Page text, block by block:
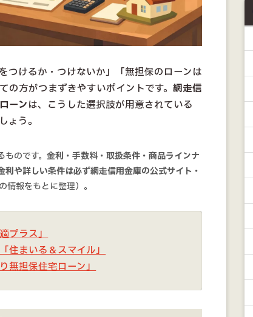
つけるか・つけないか」「無担保のローンは
方がつまずきやすいポイントです。 網走信
ーンは、こうした選択肢が用意されている
ょう。
のです。 金利・手数料・取扱条件・商品ラインナ
や詳しい条件は必ず網走信用金庫の公式サイト・
情報をもとに整理）。
プラス」
住まいる＆スマイル」
無担保住宅ローン」